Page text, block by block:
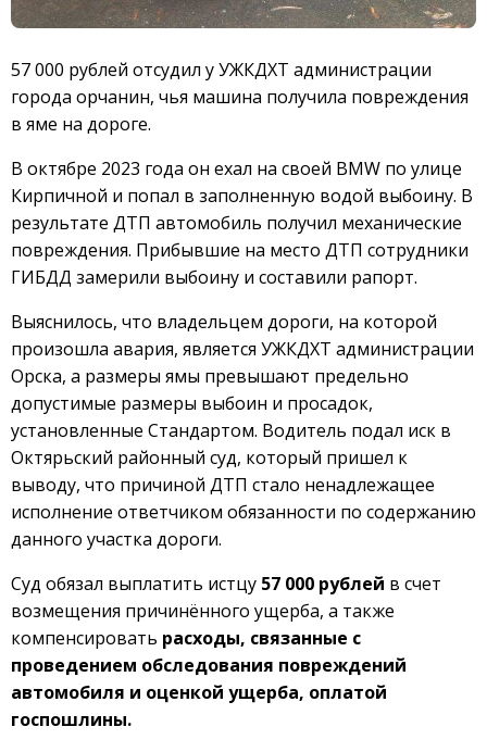
57 000 рублей отсудил у УЖКДХТ администрации
города орчанин, чья машина получила повреждения
в яме на дороге.
В октябре 2023 года он ехал на своей BMW по улице
Кирпичной и попал в заполненную водой выбоину. В
результате ДТП автомобиль получил механические
повреждения. Прибывшие на место ДТП сотрудники
ГИБДД замерили выбоину и составили рапорт.
Выяснилось, что владельцем дороги, на которой
произошла авария, является УЖКДХТ администрации
Орска, а размеры ямы превышают предельно
допустимые размеры выбоин и просадок,
установленные Стандартом. Водитель подал иск в
Октярьский районный суд, который пришел к
выводу, что причиной ДТП стало ненадлежащее
исполнение ответчиком обязанности по содержанию
данного участка дороги.
Суд обязал выплатить истцу 57 000 рублей в счет
возмещения причинённого ущерба, а также
компенсировать расходы, связанные с
проведением обследования повреждений
автомобиля и оценкой ущерба, оплатой
госпошлины.